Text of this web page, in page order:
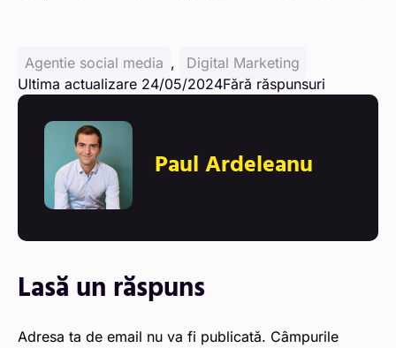
Agentie social media ,
Digital Marketing
Ultima actualizare 24/05/2024Fără răspunsuri
Paul Ardeleanu
Lasă un răspuns
Adresa ta de email nu va fi publicată. Câmpurile